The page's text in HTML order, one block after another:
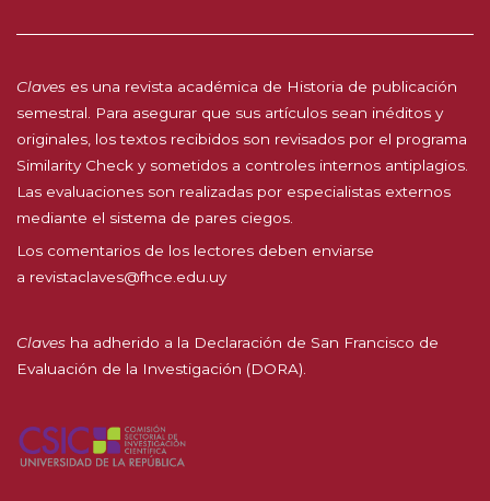
Claves es una revista académica de Historia de publicación
semestral. Para asegurar que sus artículos sean inéditos y
originales, los textos recibidos son revisados por el programa
Similarity Check y sometidos a controles internos antiplagios.
Las evaluaciones son realizadas por especialistas externos
mediante el sistema de pares ciegos.
Los comentarios de los lectores deben enviarse
a revistaclaves@fhce.edu.uy
Claves ha adherido a la Declaración de San Francisco de
Evaluación de la Investigación (DORA).